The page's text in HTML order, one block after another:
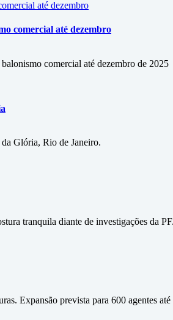
comercial até dezembro
comercial até dezembro de 2025
Glória, Rio de Janeiro.
tranquila diante de investigações da
Expansão prevista para 600 agentes até